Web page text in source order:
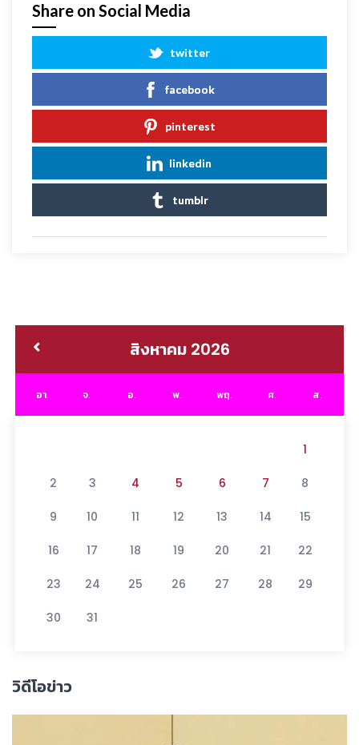
Share on Social Media
twitter
facebook
pinterest
linkedin
tumblr
สิงหาคม 2026
อา. จ. อ. พ. พฤ. ศ. ส.
1
2 3 4 5 6 7 8
9 10 11 12 13 14 15
16 17 18 19 20 21 22
23 24 25 26 27 28 29
30 31
วิดีโอข่าว